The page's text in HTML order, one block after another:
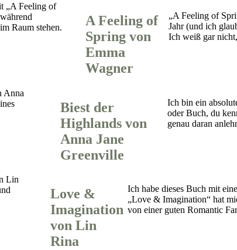
A Feeling of
Spring von
Emma
Wagner
„A Feeling of
Jahr (und ich
Ich weiß gar
Biest der
Highlands von
Anna Jane
Greenville
Ich bin ein
oder Buch, du
genau daran
Love &
Imagination
von Lin
Rina
Ich habe dieses Buch mit
„Love & Imagination“ hat
von einer guten Romantic